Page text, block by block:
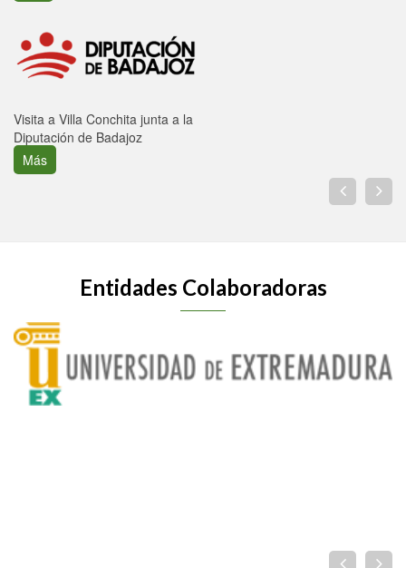
Visita a Villa Conchita junta a la
Diputación de Badajoz
Más
Entidades Colaboradoras